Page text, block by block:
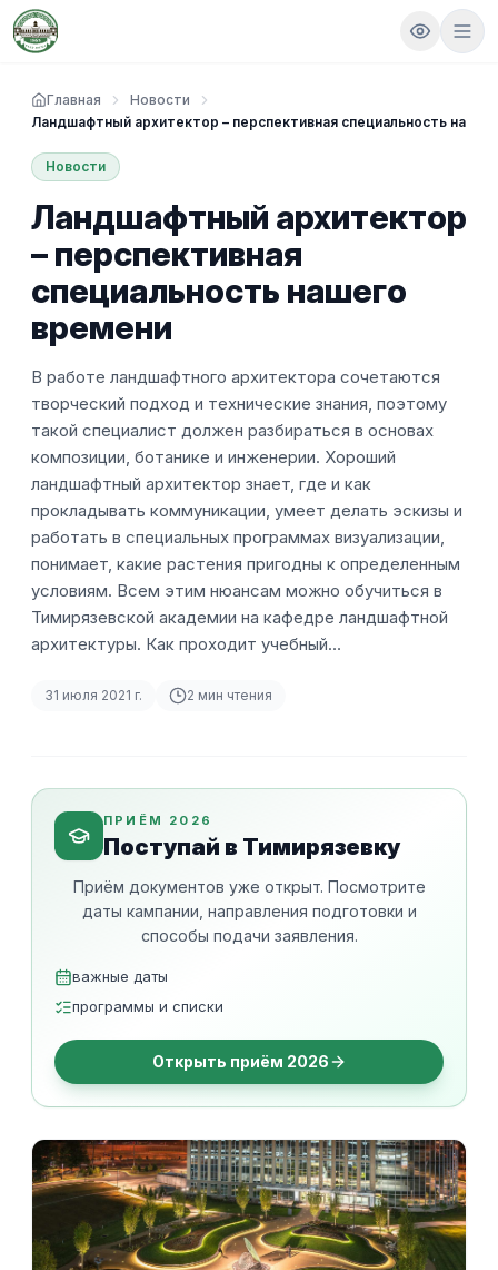
Главная
Новости
Ландшафтный архитектор – перспективная специальность
Новости
Ландшафтный архитектор
– перспективная
специальность нашего
времени
В работе ландшафтного архитектора сочетаются
творческий подход и технические знания, поэтому
такой специалист должен разбираться в основах
композиции, ботанике и инженерии. Хороший
ландшафтный архитектор знает, где и как
прокладывать коммуникации, умеет делать эскизы и
работать в специальных программах визуализации,
понимает, какие растения пригодны к определенным
условиям. Всем этим нюансам можно обучиться в
Тимирязевской академии на кафедре ландшафтной
архитектуры. Как проходит учебный…
31 июля 2021 г. 2 мин чтения
ПРИЁМ 2026
Поступай в Тимирязевку
Приём документов уже открыт. Посмотрите
даты кампании, направления подготовки и
способы подачи заявления.
важные даты
программы и списки
Открыть приём 2026